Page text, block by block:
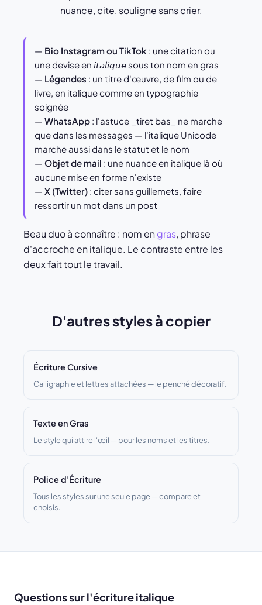
nuance, cite, souligne sans crier.
— Bio Instagram ou TikTok : une citation ou
une devise en 𝘪𝘵𝘢𝘭𝘪𝘲𝘶𝘦 sous ton nom en gras
— Légendes : un titre d'œuvre, de film ou de
livre, en italique comme en typographie
soignée
— WhatsApp : l'astuce _tiret bas_ ne marche
que dans les messages — l'italique Unicode
marche aussi dans le statut et le nom
— Objet de mail : une nuance en italique là où
aucune mise en forme n'existe
— X (Twitter) : citer sans guillemets, faire
ressortir un mot dans un post
Beau duo à connaître : nom engras, phrase
d'accroche en italique. Le contraste entre les
deux fait tout le travail.
D'autres styles à copier
Écriture Cursive
Calligraphie et lettres attachées — le penché décoratif.
Texte en Gras
Le style qui attire l'œil — pour les noms et les titres.
Police d'Écriture
Tous les styles sur une seule page — compare et
choisis.
Questions sur l'écriture italique